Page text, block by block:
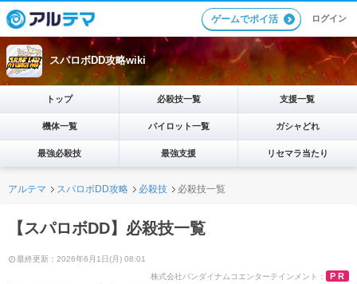
ゲームでポイ活 ログイン
スパロボDD攻略wiki
トップ 必殺技一覧 支援一覧
機体一覧 パイロット一覧 ガシャどれ
最強必殺技 最強支援 リセマラ当たり
アルテマ スパロボDD攻略 必殺技 必殺技一覧
【スパロボDD】必殺技一覧
最終更新：2026年6月1日(月) 08:01
PR